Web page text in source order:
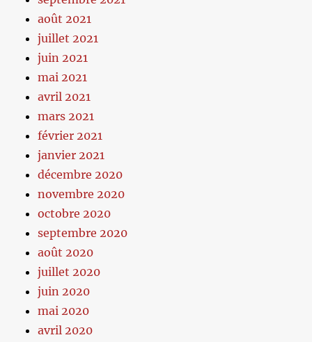
août 2021
juillet 2021
juin 2021
mai 2021
avril 2021
mars 2021
février 2021
janvier 2021
décembre 2020
novembre 2020
octobre 2020
septembre 2020
août 2020
juillet 2020
juin 2020
mai 2020
avril 2020